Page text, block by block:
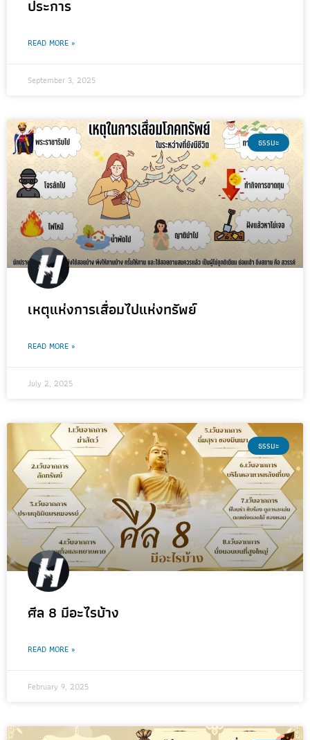
ประการ
READ MORE »
September 3, 2025
ธรรมะ
เหตุแห่งการเสื่อมไปแห่งทรัพย์
READ MORE »
July 2, 2025
ธรรมะ
ศีล 8 มีอะไรบ้าง
READ MORE »
February 9, 2025